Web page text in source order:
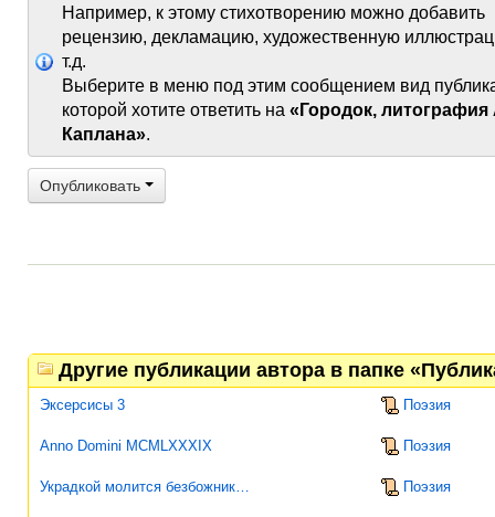
Например, к этому стихотворению можно добавить
рецензию, декламацию, художественную
т.д.
Выберите в меню под этим сообщением вид
которой хотите ответить на «Городок, литография
Каплана».
Опубликовать
Другие публикации автора в папке
Эксерсисы 3 Поэзия
Anno Domini MCMLXXXIX Поэзия
Украдкой молится безбожник… Поэзия